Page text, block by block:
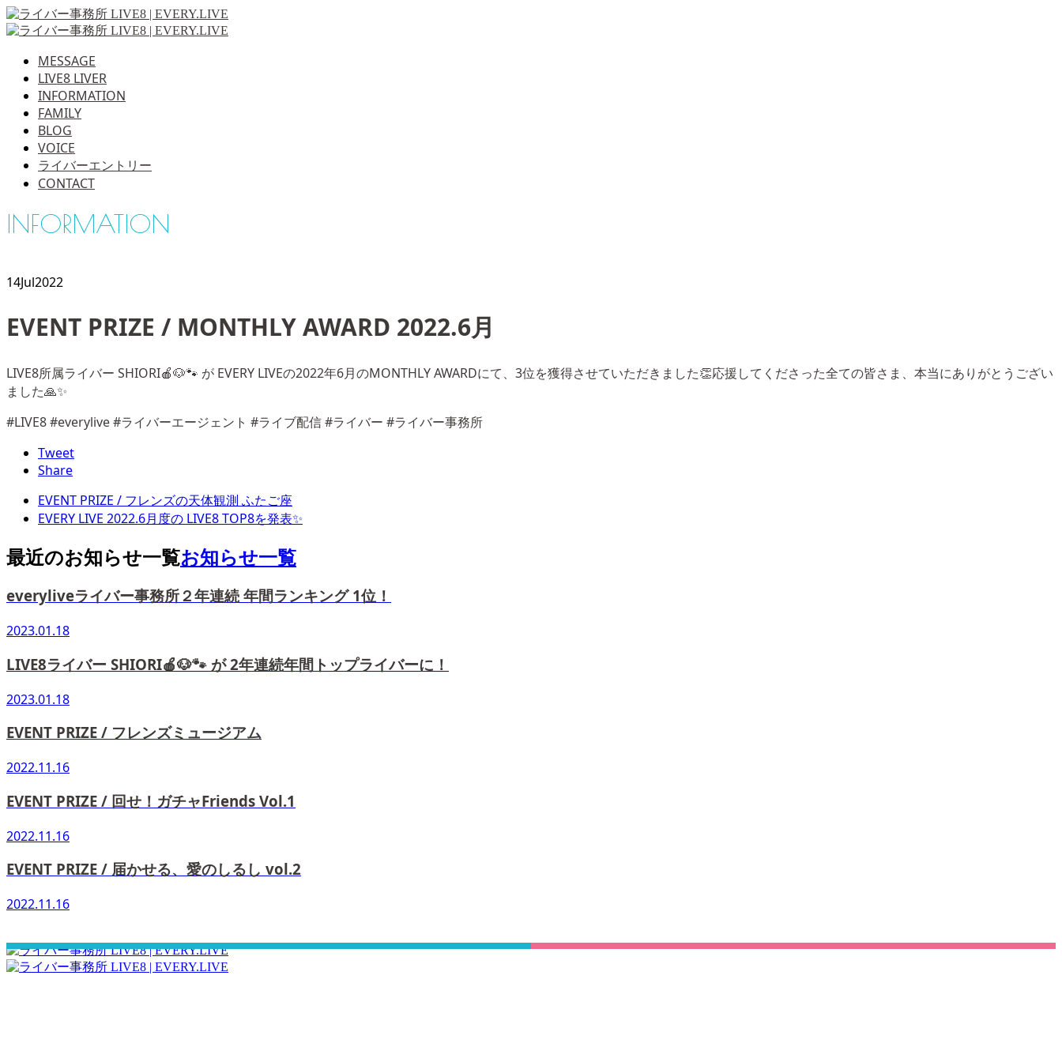
MESSAGE
LIVE8 LIVER
INFORMATION
FAMILY
BLOG
VOICE
ライバーエントリー
CONTACT
INFORMATION
14Jul2022
EVENT PRIZE / MONTHLY AWARD 2022.6月
LIVE8所属ライバー SHIORI🍎🐶🐾 が EVERY LIVEの2022年6月のMONTHLY AWARDにて、3位を獲得させていただきました👏応援してくださった全ての皆さま、本当にありがとうござい
ました🙏✨
#LIVE8 #everylive #ライバーエージェント #ライブ配信 #ライバー #ライバー事務所
Tweet
Share
EVENT PRIZE / フレンズの天体観測 ふたご座
EVERY LIVE 2022.6月度の LIVE8 TOP8を発表✨
最近のお知らせ一覧お知らせ一覧
everyliveライバー事務所２年連続 年間ランキング 1位！
2023.01.18
LIVE8ライバー SHIORI🍎🐶🐾 が 2年連続年間トップライバーに！
2023.01.18
EVENT PRIZE / フレンズミュージアム
2022.11.16
EVENT PRIZE / 回せ！ガチャFriends Vol.1
2022.11.16
EVENT PRIZE / 届かせる、愛のしるし vol.2
2022.11.16